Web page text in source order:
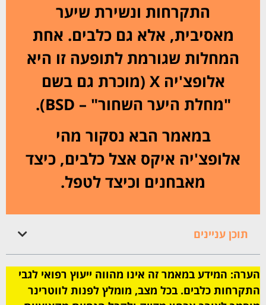
התקרחות ונשירת שיער
מאסיבית, אלא גם כלבים. אחת
המחלות שגורמת לתופעה זו היא
אלופצ'יה X (מוכרת גם בשם
"מחלת היער השחור" – BSD).
במאמר הבא נסקור מהי
אלופצ'יה איקס אצל כלבים, כיצד
מאבחנים וכיצד לטפל.
תוכן עניינים
הערה: המידע במאמר זה אינו מהווה ייעוץ רפואי לגבי
התקרחות כלבים. בכל מצב, מומלץ לפנות לווטרינר